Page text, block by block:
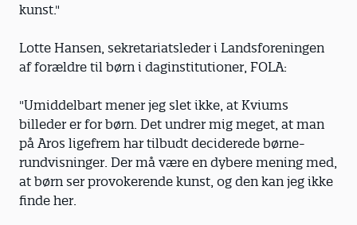
kunst."
Lotte Hansen, sekretariatsleder i Landsforeningen
af forældre til børn i daginstitutioner, FOLA:
"Umiddelbart mener jeg slet ikke, at Kviums
billeder er for børn. Det undrer mig meget, at man
på Aros ligefrem har tilbudt deciderede børne-
rundvisninger. Der må være en dybere mening med,
at børn ser provokerende kunst, og den kan jeg ikke
finde her.